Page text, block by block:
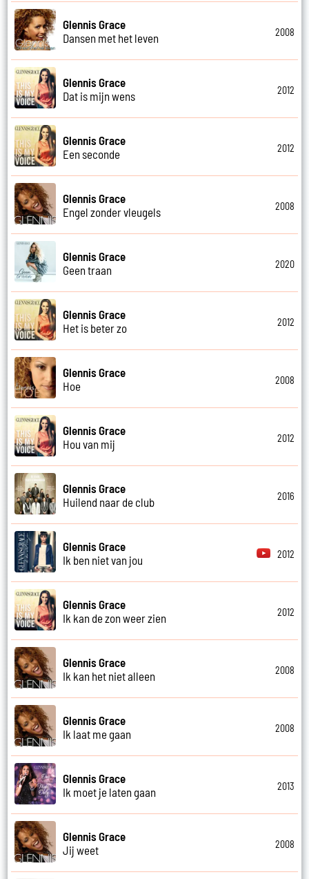
Glennis Grace
Dansen met het leven
2008
Glennis Grace
Dat is mijn wens
2012
Glennis Grace
Een seconde
2012
Glennis Grace
Engel zonder vleugels
2008
Glennis Grace
Geen traan
2020
Glennis Grace
Het is beter zo
2012
Glennis Grace
Hoe
2008
Glennis Grace
Hou van mij
2012
Glennis Grace
Huilend naar de club
2016
Glennis Grace
Ik ben niet van jou
2012
Glennis Grace
Ik kan de zon weer zien
2012
Glennis Grace
Ik kan het niet alleen
2008
Glennis Grace
Ik laat me gaan
2008
Glennis Grace
Ik moet je laten gaan
2013
Glennis Grace
Jij weet
2008